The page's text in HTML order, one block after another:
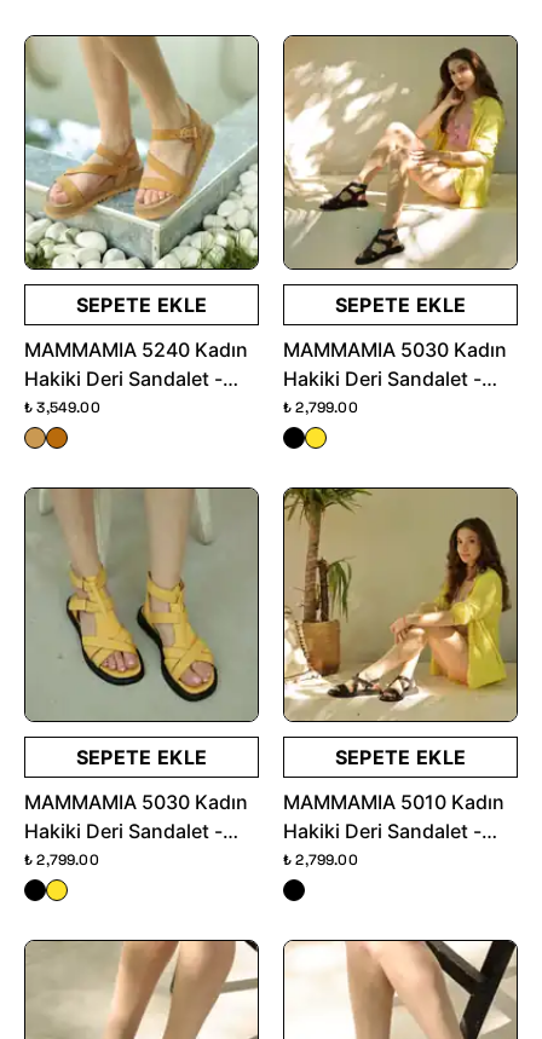
SEPETE EKLE
MAMMAMIA 5240 Kadın
Hakiki Deri Sandalet -
Camel
₺ 3,549.00
SEPETE EKLE
MAMMAMIA 5030 Kadın
Hakiki Deri Sandalet -
Siyah
₺ 2,799.00
SEPETE EKLE
MAMMAMIA 5030 Kadın
Hakiki Deri Sandalet -
Sarı
₺ 2,799.00
SEPETE EKLE
MAMMAMIA 5010 Kadın
Hakiki Deri Sandalet -
Siyah
₺ 2,799.00